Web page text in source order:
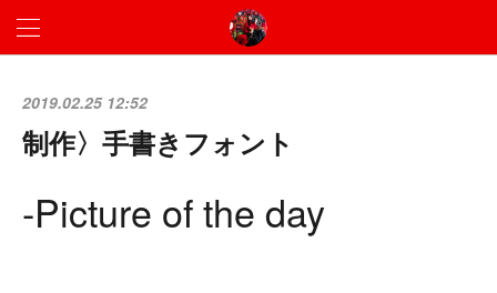
2019.02.25 12:52
制作〉手書きフォント
-Picture of the day